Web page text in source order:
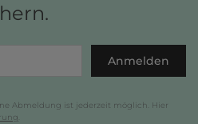
Anmelden
Abmeldung ist jederzeit möglich. Hier